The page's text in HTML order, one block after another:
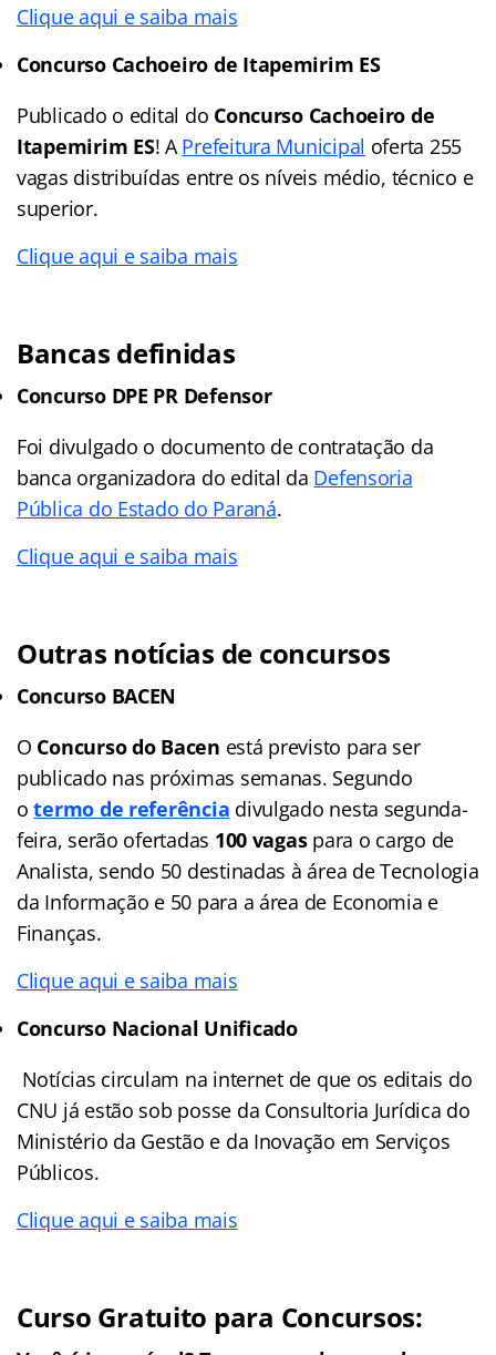
Clique aqui e saiba mais
Concurso Cachoeiro de Itapemirim ES
Publicado o edital do Concurso Cachoeiro de
Itapemirim ES! APrefeitura Municipal oferta 255
vagas distribuídas entre os níveis médio, técnico e
superior.
Clique aqui e saiba mais
Bancas definidas
Concurso DPE PR Defensor
Foi divulgado o documento de contratação da
banca organizadora do edital da Defensoria
Pública do Estado do Paraná.
Clique aqui e saiba mais
Outras notícias de concursos
Concurso BACEN
O Concurso do Bacen está previsto para ser
publicado nas próximas semanas. Segundo
o termo de referência divulgado nesta segunda-
feira, serão ofertadas 100 vagaspara o cargo de
Analista, sendo 50 destinadas à área de Tecnologia
da Informação e 50 para a área de Economia e
Finanças.
Clique aqui e saiba mais
Concurso Nacional Unificado
Notícias circulam na internet de que os editais do
CNU já estão sob posse da Consultoria Jurídica do
Ministério da Gestão e da Inovação em Serviços
Públicos.
Clique aqui e saiba mais
Curso Gratuito para Concursos: